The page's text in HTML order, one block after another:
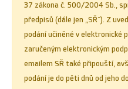
37 zákona č. 500/2004 Sb.,
předpisů (dále jen „SŘ“). Z
podání učiněné v elektronické
zaručeným elektronickým
emailem SŘ také připouští,
podání je do pěti dnů od jeho